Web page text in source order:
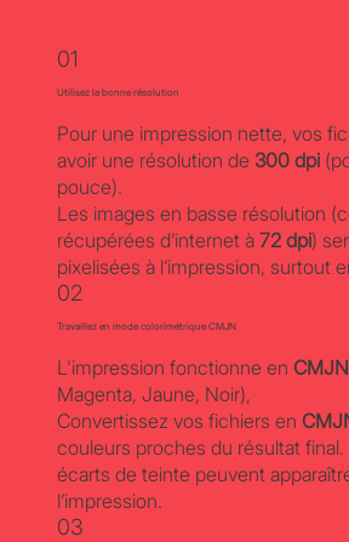
01
Utilisez la bonne résolution
Pour une impression nette, vos
avoir une résolution de 300 dpi
pouce).
Les images en basse résolution
récupérées d’internet à72 dpi)
pixelisées à l’impression, surtout
02
Travaillez en mode colorimétrique CMJN
L'impression fonctionne en CMJN
Magenta, Jaune, Noir),
Convertissez vos fichiers en
couleurs proches du résultat final.
écarts de teinte peuvent
l’impression.
03